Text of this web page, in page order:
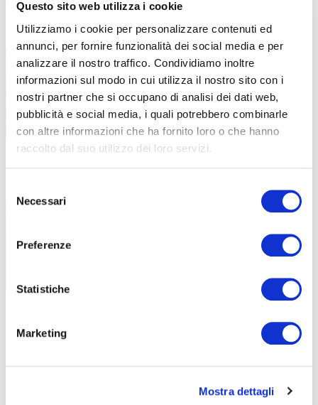
Questo sito web utilizza i cookie
Utilizziamo i cookie per personalizzare contenuti ed
annunci, per fornire funzionalità dei social media e per
analizzare il nostro traffico. Condividiamo inoltre
informazioni sul modo in cui utilizza il nostro sito con i
nostri partner che si occupano di analisi dei dati web,
pubblicità e social media, i quali potrebbero combinarle
con altre informazioni che ha fornito loro o che hanno
raccolto dal suo utilizzo dei loro servizi.
delNecessari
Preferenze
Statistiche
Marketing
Mostra dettagli
13 Febbraio 2023 ABF contro il bullismo
Contro il bullismo e il cyberbullismo: ABF
Trescore in prima
29 Settembre
ABF Trescore apre le porte ai futuri allievi
2022
Catapultiamoci… nella scienza!-
Laboratorio per BergamoScienza